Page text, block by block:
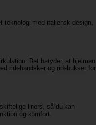
teknologi med italiensk design,
Det betyder, at hjelmen
ridehandsker og ridebukserfor
liners, så du kan
og komfort.